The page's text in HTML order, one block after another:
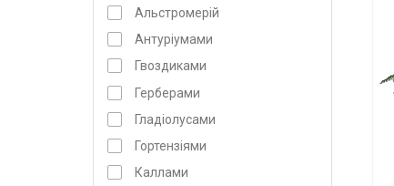
Альстромерій
Антуріумами
Гвоздиками
Герберами
Гладіолусами
Гортензіями
Каллами